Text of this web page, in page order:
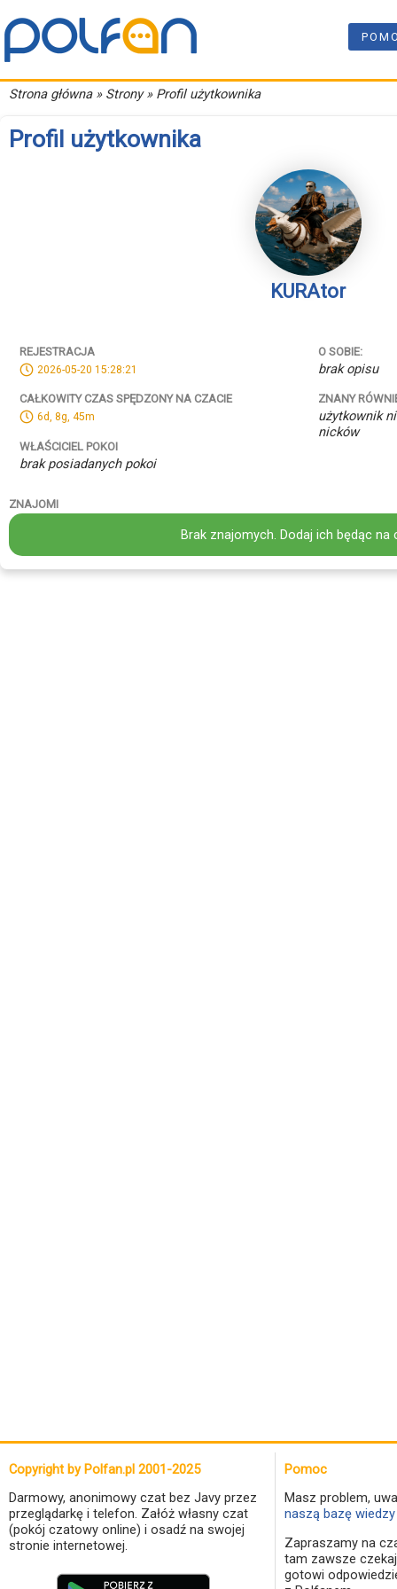
Strona główna» Strony » Profil użytkownika
Profil użytkownika
KURAtor
REJESTRACJA
2026-05-20 15:28:21
CAŁKOWITY CZAS SPĘDZONY NA CZACIE
6d, 8g, 45m
WŁAŚCICIEL POKOI
brak posiadanych pokoi
O SOBIE:
brak opisu
ZNANY
użytkownik
nicków
ZNAJOMI
Brak znajomych. Dodaj ich będąc na
Copyright by Polfan.pl 2001-2025
Darmowy, anonimowy czat bez Javy przez
przeglądarkę i telefon. Załóż własny czat
(pokój czatowy online) i osadź na swojej
stronie internetowej.
Pomoc
Masz problem,
naszą bazę
Zapraszamy na
tam zawsze
gotowi